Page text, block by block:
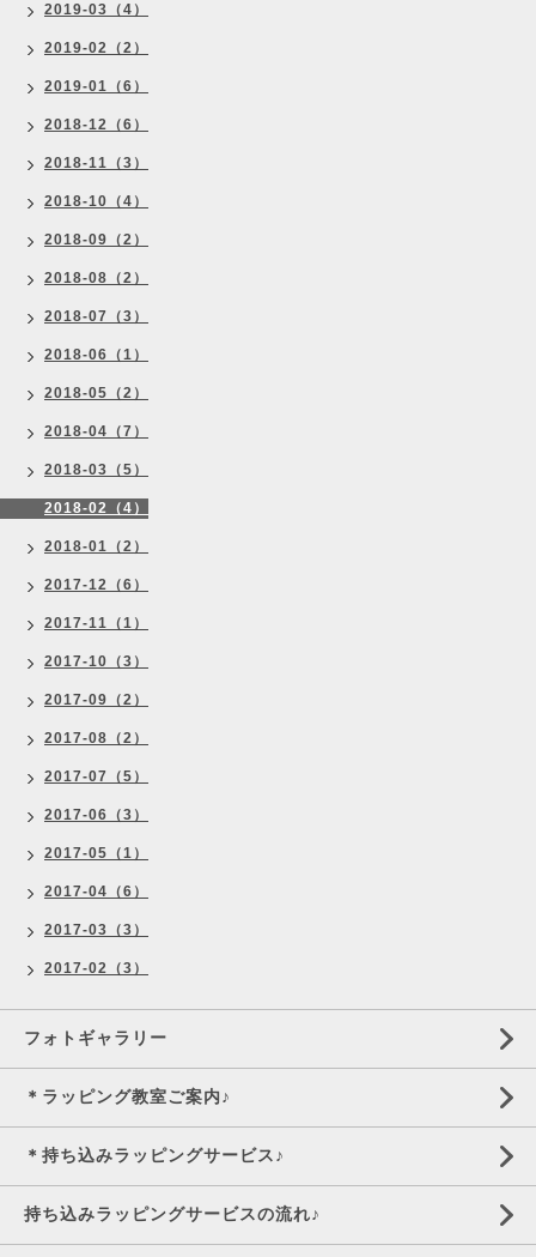
2019-03（4）
2019-02（2）
2019-01（6）
2018-12（6）
2018-11（3）
2018-10（4）
2018-09（2）
2018-08（2）
2018-07（3）
2018-06（1）
2018-05（2）
2018-04（7）
2018-03（5）
2018-02（4）
2018-01（2）
2017-12（6）
2017-11（1）
2017-10（3）
2017-09（2）
2017-08（2）
2017-07（5）
2017-06（3）
2017-05（1）
2017-04（6）
2017-03（3）
2017-02（3）
フォトギャラリー
＊ラッピング教室ご案内♪
＊持ち込みラッピングサービス♪
持ち込みラッピングサービスの流れ♪